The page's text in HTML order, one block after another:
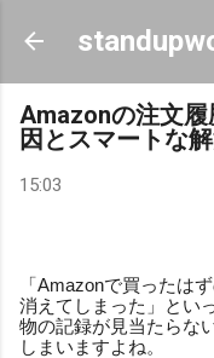
スキップし
Amazonの注文
因とスマートな
15:03
「Amazonで買ったは
消えてしまった」とい
物の記録が見当たらな
しまいますよね。